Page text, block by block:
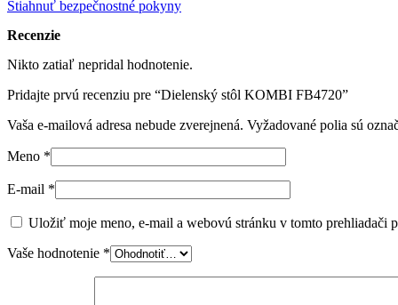
Stiahnuť bezpečnostné pokyny
Recenzie
Nikto zatiaľ nepridal hodnotenie.
Pridajte prvú recenziu pre “Dielenský stôl KOMBI FB4720”
Vaša e-mailová adresa nebude zverejnená. Vyžadované polia sú
Meno *
E-mail *
Uložiť moje meno, e-mail a webovú stránku v tomto prehliadači
Vaše hodnotenie *